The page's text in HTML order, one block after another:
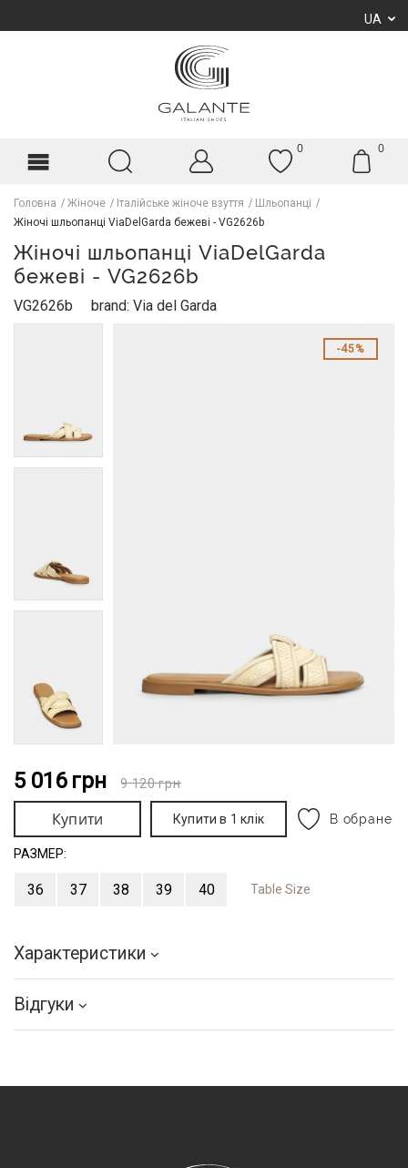
UA
0 0
Головна Жіноче Італійське жіноче взуття
Шльопанці
Жіночі шльопанці ViaDelGarda бежеві - VG2626b
Жіночі шльопанці ViaDelGarda
бежеві - VG2626b
VG2626b brand: Via del Garda
45%
5 016 грн 9 120грн
Купити Купити в 1 клік В обране
РАЗМЕР:
36 37 38 39 40 Table Size
Характеристики
Відгуки